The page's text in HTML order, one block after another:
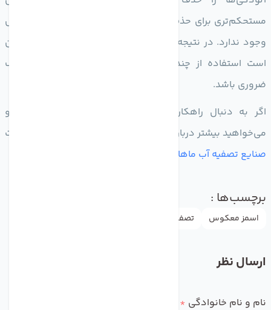
مستحکم‌تری برای حذف برخی مواد شیمیایی و آلاینده‌های خاص
وجود ندارد. در نتیجه، برای دستیابی به آب با کیفیت بالا، ممکن
است استفاده از چند روش تصفیه متناسب با شرایط مختلف
ضروری باشد.
اگر به دنبال راهکارهای مناسب برای تصفیه آب هستید و
می‌خواهید بیشتر درباره اسمز معکوس بدانید، می‌توانید به سایت
صنایع تصفیه آب ماهان
برچسب‌ها :
اسمز معکوس تصفیه آب
ارسال نظر
نام و نام خانوادگی *